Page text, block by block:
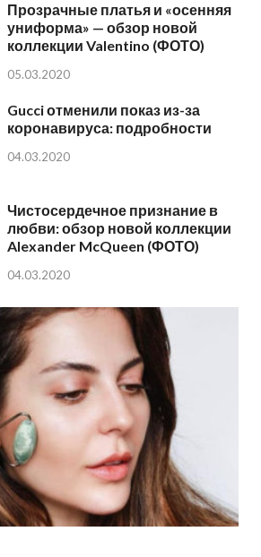
Прозрачные платья и «осенняя
униформа» — обзор новой
коллекции Valentino (ФОТО)
05.03.2020
Gucci отменили показ из-за
коронавируса: подробности
04.03.2020
Чистосердечное признание в
любви: обзор новой коллекции
Alexander McQueen (ФОТО)
04.03.2020